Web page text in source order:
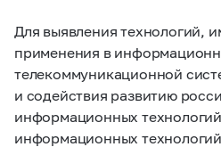
Для выявления технологий,
применения в
телекоммуникационной
и содействия развитию
информационных
информационных